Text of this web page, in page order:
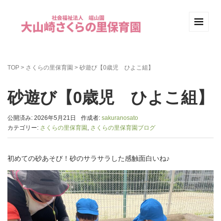
TOP > さくらの里保育園 > 砂遊び【0歳児 ひよこ組】
砂遊び【0歳児 ひよこ組】
公開済み: 2026年5月21日 作成者: sakuranosato
カテゴリー: さくらの里保育園 , さくらの里保育園ブログ
初めての砂あそび！砂のサラサラした感触面白いね♪